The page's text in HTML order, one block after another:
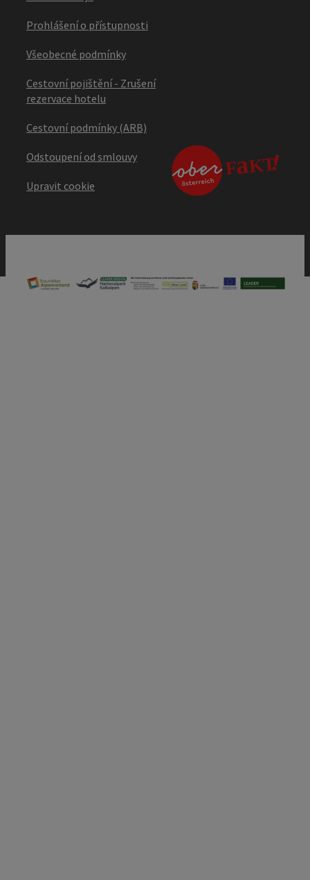
Prohlášení o přístupnosti
Všeobecné podmínky
Cestovní pojištění - Zrušení
rezervace hotelu
Cestovní podmínky (ARB)
Odstoupení od smlouvy
Upravit cookie